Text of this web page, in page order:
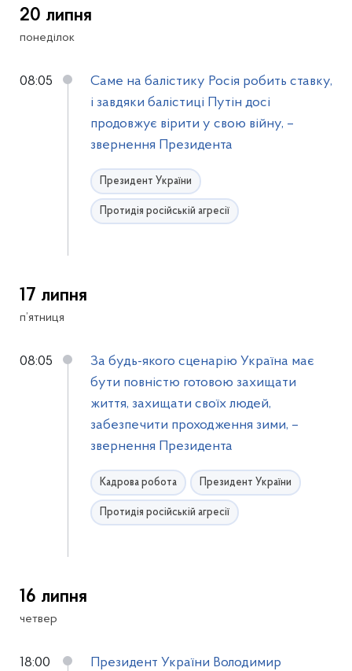
20 липня
понеділок
08:05
Саме на балістику Росія робить ставку,
і завдяки балістиці Путін досі
продовжує вірити у свою війну, –
звернення Президента
Президент України
Протидія російській агресії
17 липня
п’ятниця
08:05
За будь-якого сценарію Україна має
бути повністю готовою захищати
життя, захищати своїх людей,
забезпечити проходження зими, –
звернення Президента
Кадрова робота Президент України
Протидія російській агресії
16 липня
четвер
18:00
Президент України Володимир